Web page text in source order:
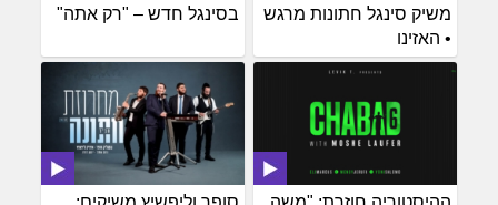
בסינגל חדש – "רק אתה"
משיק סינגל חתונות מרגש
• האזינו